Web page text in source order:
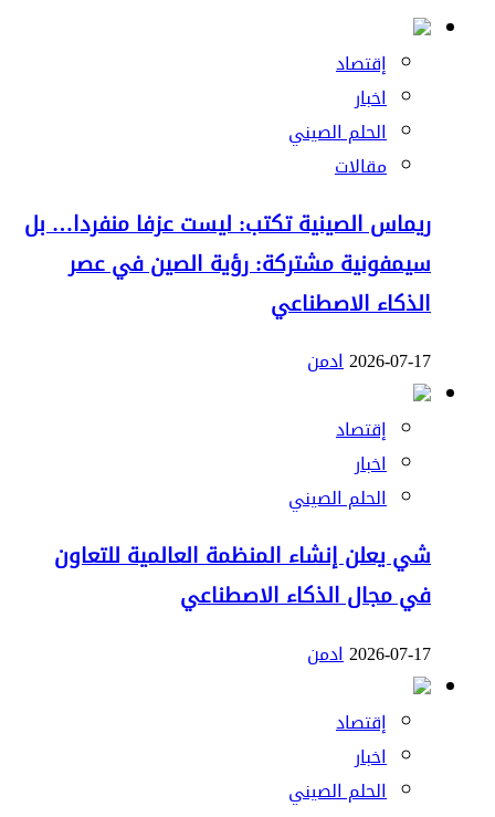
إقتصاد
اخبار
الحلم الصيني
مقالات
ريماس الصينية تكتب: ليست عزفا منفردا… بل
سيمفونية مشتركة: رؤية الصين في عصر
الذكاء الاصطناعي
2026-07-17ادمن
إقتصاد
اخبار
الحلم الصيني
شي يعلن إنشاء المنظمة العالمية للتعاون
في مجال الذكاء الاصطناعي
2026-07-17ادمن
إقتصاد
اخبار
الحلم الصيني